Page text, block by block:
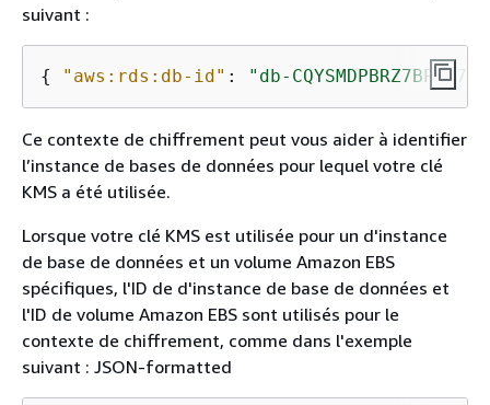
suivant :
{ "aws:rds:db-id" : "db-
Ce contexte de chiffrement peut vous aider à identifier
l’instance de bases de données pour lequel votre clé
KMS a été utilisée.
Lorsque votre clé KMS est utilisée pour un d'instance
de base de données et un volume Amazon EBS
spécifiques, l'ID de d'instance de base de données et
l'ID de volume Amazon EBS sont utilisés pour le
contexte de chiffrement, comme dans l'exemple
suivant : JSON-formatted